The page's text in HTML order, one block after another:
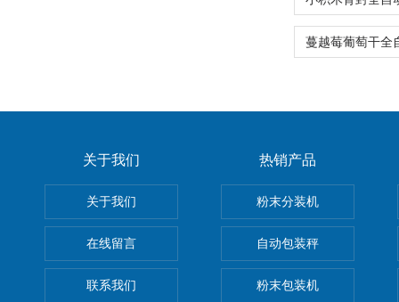
关于我们
关于我们
在线留言
联系我们
热销产品
粉末分装机
自动包装秤
粉末包装机